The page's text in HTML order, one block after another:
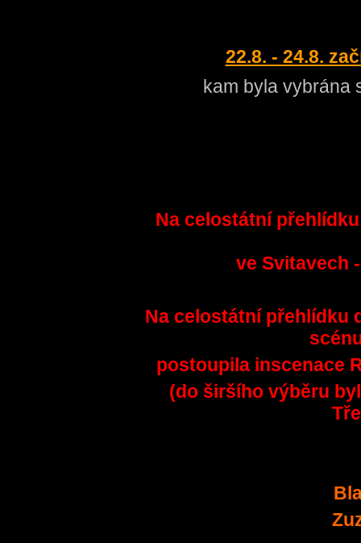
22.8. - 24.8.
kam byla vybrána
Na celostátní
ve Svitavech
Na celostátní přehlídku
postoupila inscenace
(do širšího výběru